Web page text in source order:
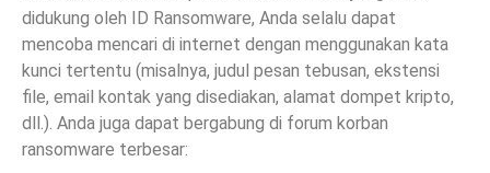
didukung oleh ID Ransomware, Anda selalu dapat
mencoba mencari di internet dengan menggunakan kata
kunci tertentu (misalnya, judul pesan tebusan, ekstensi
file, email kontak yang disediakan, alamat dompet kripto,
dll.). Anda juga dapat bergabung di forum korban
ransomware terbesar: